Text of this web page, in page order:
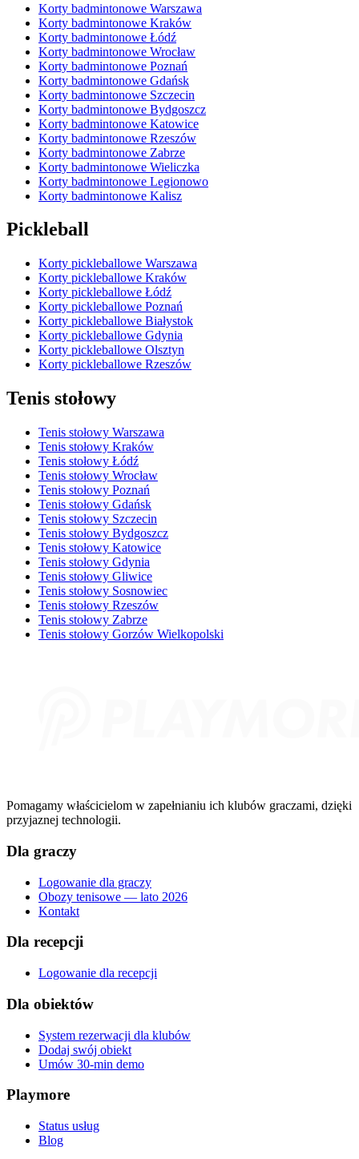
Korty badmintonowe Warszawa
Korty badmintonowe Kraków
Korty badmintonowe Łódź
Korty badmintonowe Wrocław
Korty badmintonowe Poznań
Korty badmintonowe Gdańsk
Korty badmintonowe Szczecin
Korty badmintonowe Bydgoszcz
Korty badmintonowe Katowice
Korty badmintonowe Rzeszów
Korty badmintonowe Zabrze
Korty badmintonowe Wieliczka
Korty badmintonowe Legionowo
Korty badmintonowe Kalisz
Pickleball
Korty pickleballowe Warszawa
Korty pickleballowe Kraków
Korty pickleballowe Łódź
Korty pickleballowe Poznań
Korty pickleballowe Białystok
Korty pickleballowe Gdynia
Korty pickleballowe Olsztyn
Korty pickleballowe Rzeszów
Tenis stołowy
Tenis stołowy Warszawa
Tenis stołowy Kraków
Tenis stołowy Łódź
Tenis stołowy Wrocław
Tenis stołowy Poznań
Tenis stołowy Gdańsk
Tenis stołowy Szczecin
Tenis stołowy Bydgoszcz
Tenis stołowy Katowice
Tenis stołowy Gdynia
Tenis stołowy Gliwice
Tenis stołowy Sosnowiec
Tenis stołowy Rzeszów
Tenis stołowy Zabrze
Tenis stołowy Gorzów Wielkopolski
Pomagamy właścicielom w zapełnianiu ich klubów graczami, dzięki
przyjaznej technologii.
Dla graczy
Logowanie dla graczy
Obozy tenisowe — lato 2026
Kontakt
Dla recepcji
Logowanie dla recepcji
Dla obiektów
System rezerwacji dla klubów
Dodaj swój obiekt
Umów 30-min demo
Playmore
Status usług
Blog